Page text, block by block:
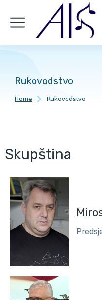
Rukovodstvo
You are here:
Home Rukovodstvo
Skupština